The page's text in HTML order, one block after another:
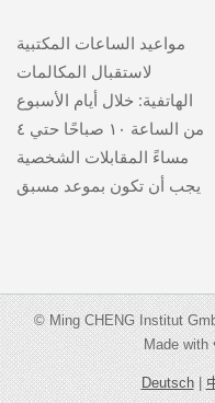
مواعيد الساعات المكتبية
لاستقبال المكالمات
الهاتفية: خلال أيام الأسبوع
من الساعة ١٠ صباحًا حتي ٤
مساءً المقابلات الشخصية
يجب أن تكون بموعد مسبق
© Ming CHENG Institut
Made with
Deutsch|